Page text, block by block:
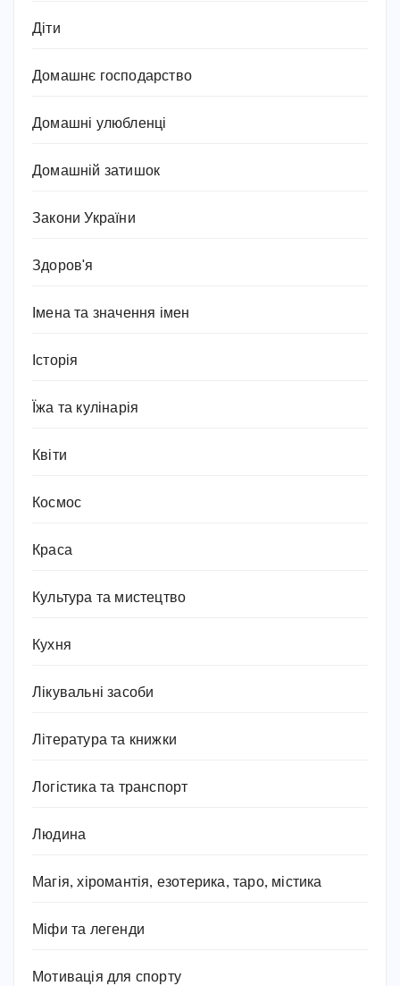
Діти
Домашнє господарство
Домашні улюбленці
Домашній затишок
Закони України
Здоров'я
Імена та значення імен
Історія
Їжа та кулінарія
Квіти
Космос
Краса
Культура та мистецтво
Кухня
Лікувальні засоби
Література та книжки
Логістика та транспорт
Людина
Магія, хіромантія, езотерика, таро, містика
Міфи та легенди
Мотивація для спорту